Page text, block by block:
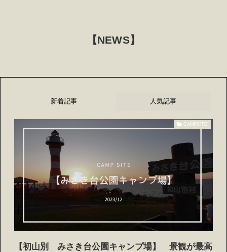
【NEWS】
新着記事 人気記事
CAMPSITE
【初山別 みさき台公園キャンプ場】 景観が最高